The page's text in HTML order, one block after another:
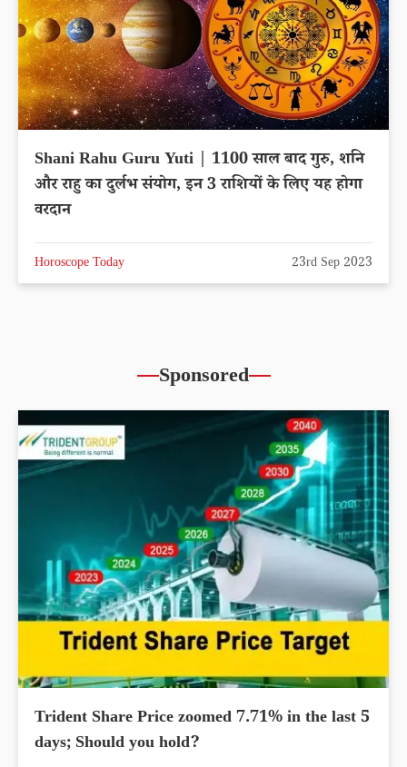
Shani Rahu Guru Yuti | 1100 साल बाद गुरु, शनि
और राहु का दुर्लभ संयोग, इन 3 राशियों के लिए यह होगा
वरदान
Horoscope Today 23rd Sep 2023
Sponsored
Trident Share Price zoomed 7.71% in the last 5
days; Should you hold?